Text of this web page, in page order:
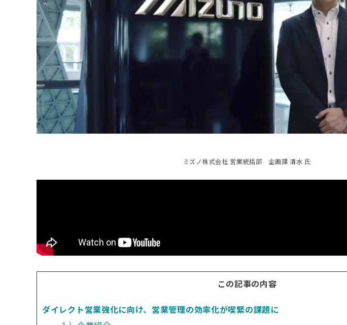
ミズノ株式会社 営業統括部 企画課 清水 氏
この記事の内容
ダイレクト営業強化に向け、営業管理の効率化が喫緊の課題に